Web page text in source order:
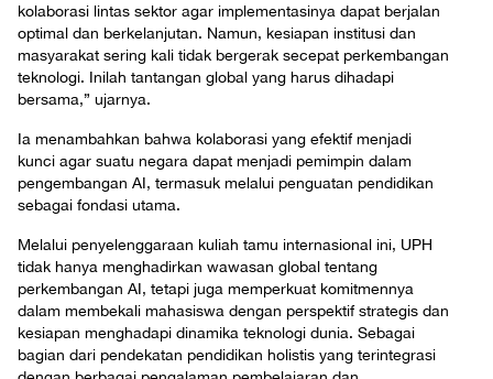
kolaborasi lintas sektor agar implementasinya dapat berjalan
optimal dan berkelanjutan. Namun, kesiapan institusi dan
masyarakat sering kali tidak bergerak secepat perkembangan
teknologi. Inilah tantangan global yang harus dihadapi
bersama,” ujarnya.
Ia menambahkan bahwa kolaborasi yang efektif menjadi
kunci agar suatu negara dapat menjadi pemimpin dalam
pengembangan AI, termasuk melalui penguatan pendidikan
sebagai fondasi utama.
Melalui penyelenggaraan kuliah tamu internasional ini, UPH
tidak hanya menghadirkan wawasan global tentang
perkembangan AI, tetapi juga memperkuat komitmennya
dalam membekali mahasiswa dengan perspektif strategis dan
kesiapan menghadapi dinamika teknologi dunia. Sebagai
bagian dari pendekatan pendidikan holistis yang terintegrasi